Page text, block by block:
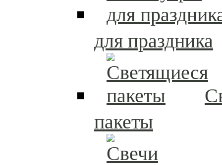
для праздника
пакеты